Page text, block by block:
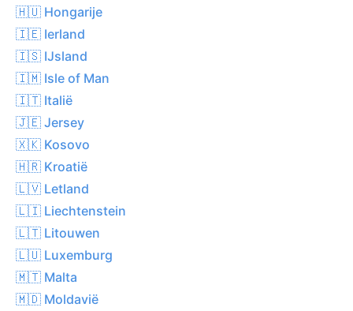
🇭🇺 Hongarije
🇮🇪 Ierland
🇮🇸 IJsland
🇮🇲 Isle of Man
🇮🇹 Italië
🇯🇪 Jersey
🇽🇰 Kosovo
🇭🇷 Kroatië
🇱🇻 Letland
🇱🇮 Liechtenstein
🇱🇹 Litouwen
🇱🇺 Luxemburg
🇲🇹 Malta
🇲🇩 Moldavië